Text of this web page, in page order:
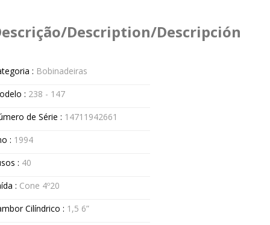
Description/Descripción
: Bobinadeiras
: 238 - 147
de Série : 14711942661
: 1994
: 40
: Cone 4º20
Cilíndrico : 1,5 6”